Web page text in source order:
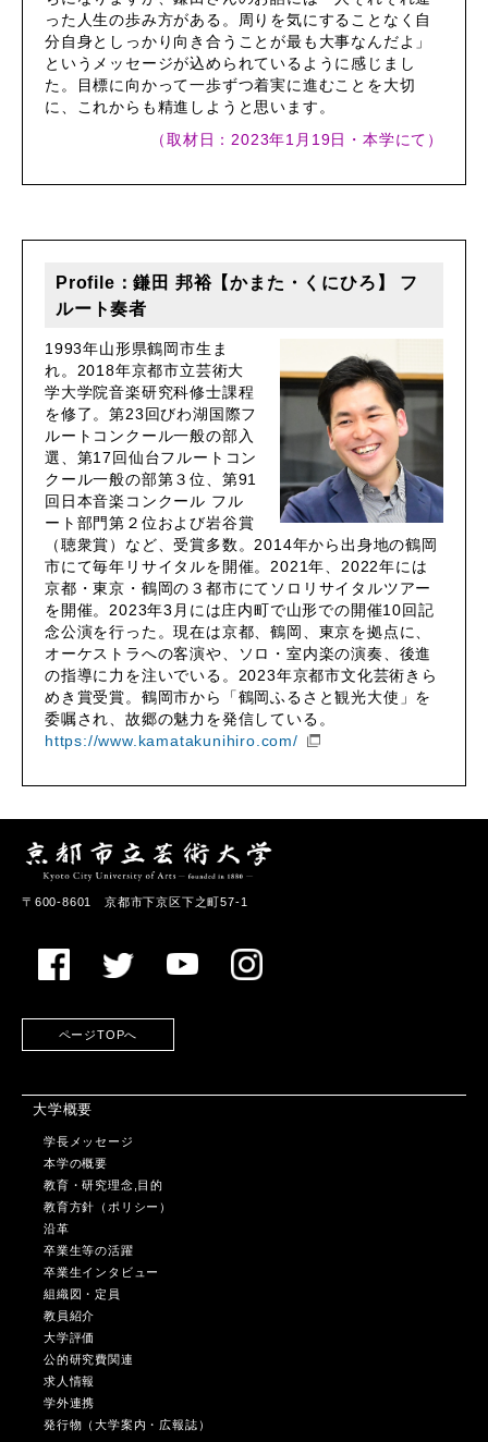
った人生の歩み方がある。周りを気にすることなく自
分自身としっかり向き合うことが最も大事なんだよ」
というメッセージが込められているように感じまし
た。目標に向かって一歩ずつ着実に進むことを大切
に、これからも精進しようと思います。
（取材日：2023年1月19日・本学にて）
Profile：鎌田 邦裕【かまた・くにひろ】 フ
ルート奏者
1993年山形県鶴岡市生ま
れ。2018年京都市立芸術大
学大学院音楽研究科修士課程
を修了。第23回びわ湖国際フ
ルートコンクール一般の部入
選、第17回仙台フルートコン
クール一般の部第３位、第91
回日本音楽コンクール フル
ート部門第２位および岩谷賞
（聴衆賞）など、受賞多数。2014年から出身地の鶴岡
市にて毎年リサイタルを開催。2021年、2022年には
京都・東京・鶴岡の３都市にてソロリサイタルツアー
を開催。2023年3月には庄内町で山形での開催10回記
念公演を行った。現在は京都、鶴岡、東京を拠点に、
オーケストラへの客演や、ソロ・室内楽の演奏、後進
の指導に力を注いでいる。2023年京都市文化芸術きら
めき賞受賞。鶴岡市から「鶴岡ふるさと観光大使」を
委嘱され、故郷の魅力を発信している。
https://www.kamatakunihiro.com/
〒600-8601 京都市下京区下之町57-1
ページTOPへ
大学概要
学長メッセージ
本学の概要
教育・研究理念,目的
教育方針（ポリシー）
沿革
卒業生等の活躍
卒業生インタビュー
組織図・定員
教員紹介
大学評価
公的研究費関連
求人情報
学外連携
発行物（大学案内・広報誌）